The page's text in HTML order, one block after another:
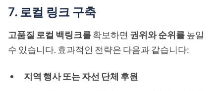
7. 로컬 링크 구축
고품질 로컬 백링크를확보하면 권위와 순위를높일
수 있습니다. 효과적인 전략은 다음과 같습니다:
지역 행사 또는 자선 단체 후원